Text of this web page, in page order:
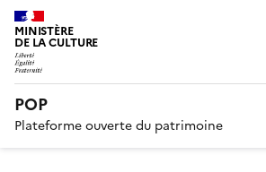
MINISTÈRE
DE LA CULTURE
POP
Plateforme ouverte du patrimoine